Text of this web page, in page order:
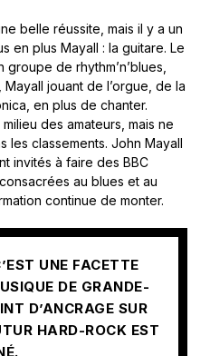
belle réussite, mais il y a un
en plus Mayall : la guitare. Le
de rhythm’n’blues,
jouant de l’orgue, de la
en plus de chanter.
des amateurs, mais ne
les classements. John Mayall
invités à faire des BBC
au blues et au
continue de monter.
UNE FACETTE
DE GRANDE-
D’ANCRAGE SUR
HARD-ROCK EST